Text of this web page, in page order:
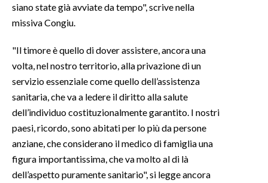
siano state già avviate da tempo", scrive nella
missiva Congiu.
"Il timore è quello di dover assistere, ancora una
volta, nel nostro territorio, alla privazione di un
servizio essenziale come quello dell’assistenza
sanitaria, che va a ledere il diritto alla salute
dell’individuo costituzionalmente garantito. I nostri
paesi, ricordo, sono abitati per lo più da persone
anziane, che considerano il medico di famiglia una
figura importantissima, che va molto al di là
dell’aspetto puramente sanitario", si legge ancora